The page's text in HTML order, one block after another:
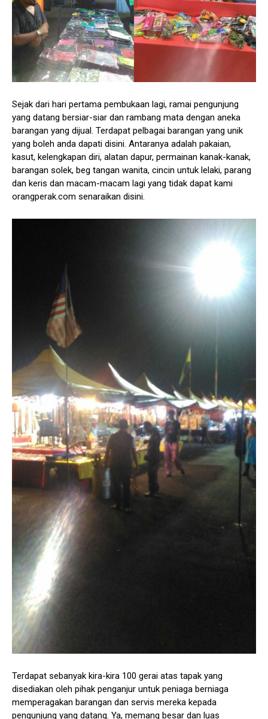
Sejak dari hari pertama pembukaan lagi, ramai pengunjung
yang datang bersiar-siar dan rambang mata dengan aneka
barangan yang dijual. Terdapat pelbagai barangan yang unik
yang boleh anda dapati disini. Antaranya adalah pakaian,
kasut, kelengkapan diri, alatan dapur, permainan kanak-kanak,
barangan solek, beg tangan wanita, cincin untuk lelaki, parang
dan keris dan macam-macam lagi yang tidak dapat kami
orangperak.com senaraikan disini.
Terdapat sebanyak kira-kira 100 gerai atas tapak yang
disediakan oleh pihak penganjur untuk peniaga berniaga
memperagakan barangan dan servis mereka kepada
pengunjung yang datang. Ya, memang besar dan luas